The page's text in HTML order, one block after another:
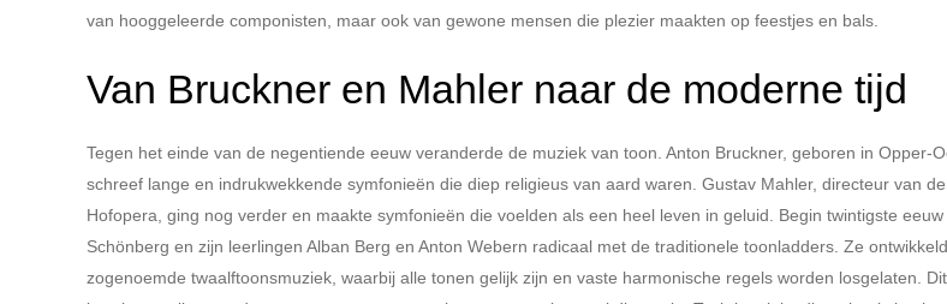
van hooggeleerde componisten, maar ook van gewone mensen die plezier maakten op feestjes en bals.
Van Bruckner en Mahler naar de moderne tijd
Tegen het einde van de negentiende eeuw veranderde de muziek van toon. Anton Bruckner, geboren in Opper-
schreef lange en indrukwekkende symfonieën die diep religieus van aard waren. Gustav Mahler, directeur van
Hofopera, ging nog verder en maakte symfonieën die voelden als een heel leven in geluid. Begin twintigste eeuw
Schönberg en zijn leerlingen Alban Berg en Anton Webern radicaal met de traditionele toonladders. Ze
zogenoemde twaalftoonsmuziek, waarbij alle tonen gelijk zijn en vaste harmonische regels worden losgelaten.